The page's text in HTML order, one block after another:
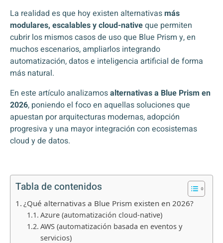
La realidad es que hoy existen alternativasmás
modulares, escalables y cloud-nativeque permiten
cubrir los mismos casos de uso que Blue Prism y, en
muchos escenarios, ampliarlos integrando
automatización, datos e inteligencia artificial de forma
más natural.
En este artículo analizamosalternativas a Blue Prism en
2026, poniendo el foco en aquellas soluciones que
apuestan por arquitecturas modernas, adopción
progresiva y una mayor integración con ecosistemas
cloud y de datos.
Tabla de contenidos
¿Qué alternativas a Blue Prism existen en 2026?
Azure (automatización cloud-native)
AWS (automatización basada en eventos y
servicios)